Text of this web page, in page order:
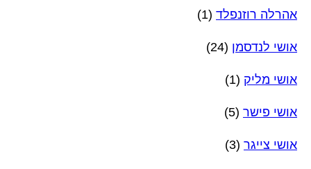
אהרלה רוזנפלד (1)
אושי לנדסמן (24)
אושי מליק (1)
אושי פישר (5)
אושי צייגר (3)